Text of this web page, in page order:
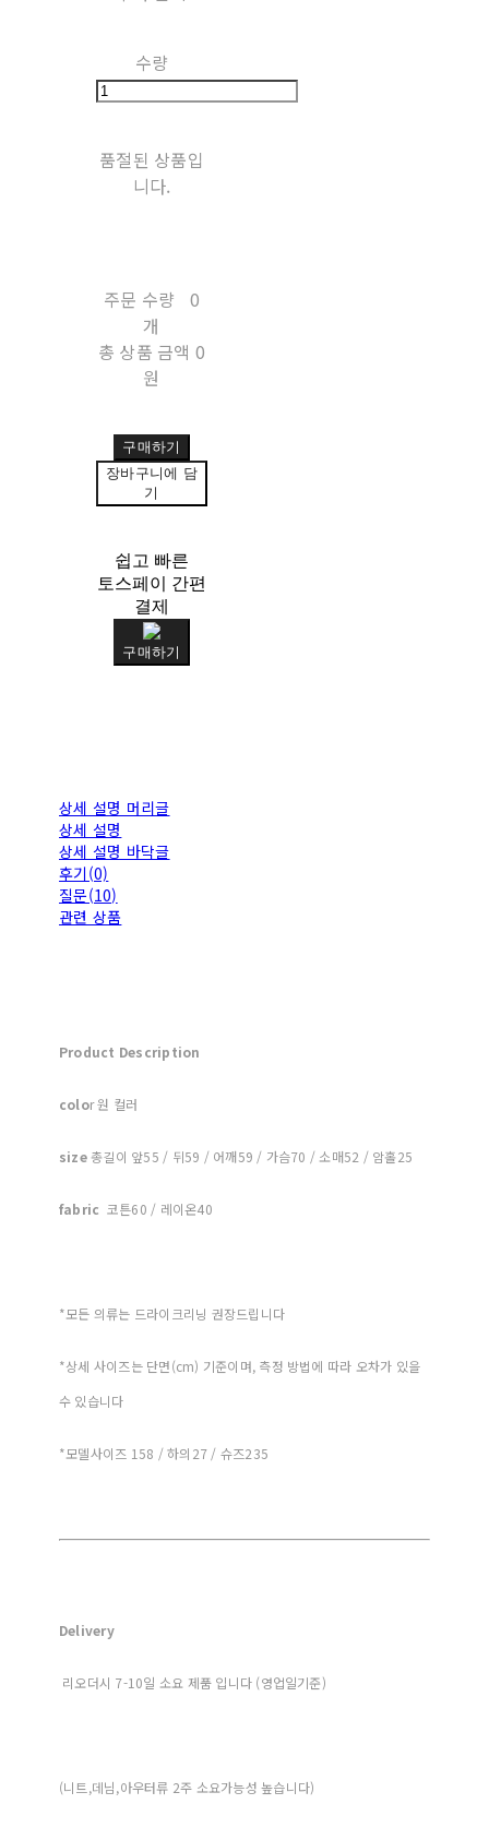
수량
품절된 상품입
니다.
주문 수량
0
개
총 상품 금액 0
원
구매하기
장바구니에 담
기
쉽고 빠른
토스페이 간편
결제
구매하기
상세 설명 머리글
상세 설명
상세 설명 바닥글
후기(0)
질문(10)
관련 상품
Product Description
color 원 컬러
size총길이 앞55 / 뒤59 / 어깨59 / 가슴70 / 소매52 / 암홀25
fabric 코튼60 / 레이온40
*모든 의류는 드라이크리닝 권장드립니다
*상세 사이즈는 단면(cm) 기준이며, 측정 방법에 따라 오차가 있을
수 있습니다
*모델사이즈 158 / 하의27 / 슈즈235
Delivery
리오더시 7-10일 소요 제품 입니다 (영업일기준)
(니트,데님,아우터류 2주 소요가능성 높습니다)